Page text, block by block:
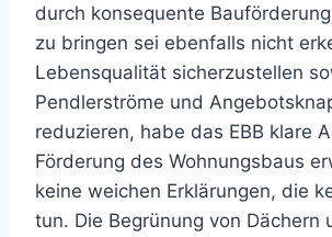
durch konsequente
zu bringen sei ebenfalls nicht
Lebensqualität sicherzustellen
Pendlerströme und
reduzieren, habe das EBB klare
Förderung des Wohnungsbaus
keine weichen Erklärungen, die
tun. Die Begrünung von Dächern